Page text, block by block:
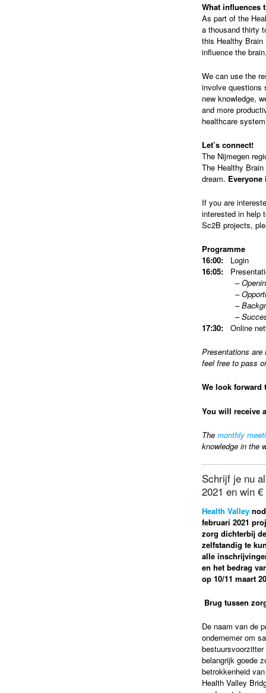
What influences
As part of the
a thousand thirty
this Healthy
influence the
We can use the
involve questions
new knowledge,
and more
healthcare
Let’s connect!
The Nijmegen
The Healthy
dream.
If you are
interested in help
Sc2B projects,
Programme
16:00:
Login
16:05:
– Opening
–
–
– Successful
17:30:
Online
Presentations are
feel free to pass
We look forward
You will receive
The monthly
knowledge in the
Schrijf je nu
2021 en win
Health Valley
februari 2021
zorg dichterbij
zelfstandig te
alle
en het bedrag
op 10/11 maart
Brug tussen
De naam van de
ondernemer om
belangrijk goede
betrokkenheid
Health Valley